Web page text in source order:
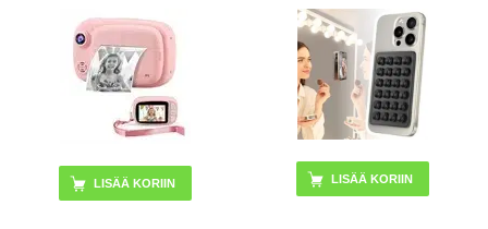
LISÄÄ KORIIN LISÄÄ KORIIN